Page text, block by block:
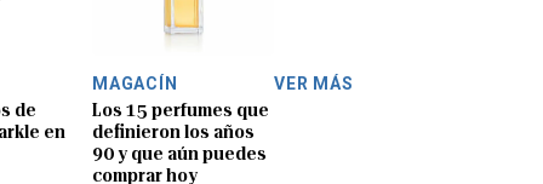
de
en
MAGACÍN
Los 15 perfumes que
definieron los años
90 y que aún puedes
comprar hoy
VER MÁS